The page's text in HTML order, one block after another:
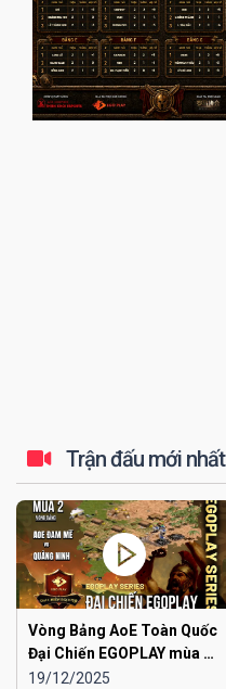
Trận đấu mới nhất
Vòng Bảng AoE Toàn Quốc
Đại Chiến EGOPLAY mùa 2 |
Aoe Đam Mê vs Quảng
19/12/2025